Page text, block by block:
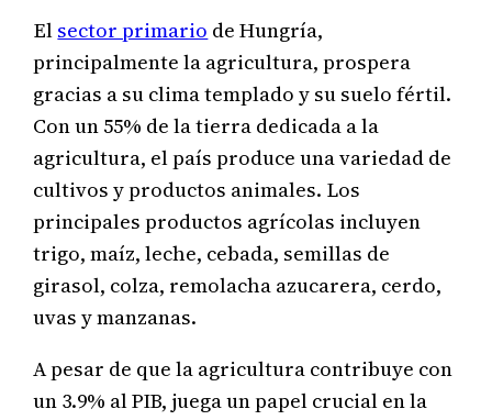
El sector primario de Hungría,
principalmente la agricultura, prospera
gracias a su clima templado y su suelo fértil.
Con un 55% de la tierra dedicada a la
agricultura, el país produce una variedad de
cultivos y productos animales. Los
principales productos agrícolas incluyen
trigo, maíz, leche, cebada, semillas de
girasol, colza, remolacha azucarera, cerdo,
uvas y manzanas.
A pesar de que la agricultura contribuye con
un 3.9% al PIB, juega un papel crucial en la